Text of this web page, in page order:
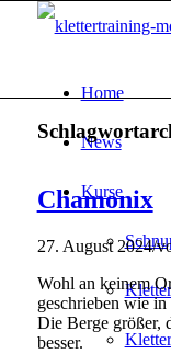
Home
News
Kurse
Chamonix
27. August 2024/
Wohl an keinem
geschrieben wie
Die Berge größer,
besser.